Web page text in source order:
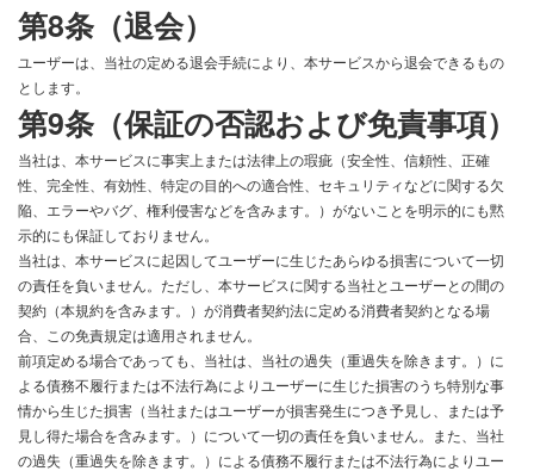
第8条（退会）
ユーザーは、当社の定める退会手続により、本サービスから退会できるもの
とします。
第9条（保証の否認および免責事項）
当社は、本サービスに事実上または法律上の瑕疵（安全性、信頼性、正確
性、完全性、有効性、特定の目的への適合性、セキュリティなどに関する欠
陥、エラーやバグ、権利侵害などを含みます。）がないことを明示的にも黙
示的にも保証しておりません。
当社は、本サービスに起因してユーザーに生じたあらゆる損害について一切
の責任を負いません。ただし、本サービスに関する当社とユーザーとの間の
契約（本規約を含みます。）が消費者契約法に定める消費者契約となる場
合、この免責規定は適用されません。
前項定める場合であっても、当社は、当社の過失（重過失を除きます。）に
よる債務不履行または不法行為によりユーザーに生じた損害のうち特別な事
情から生じた損害（当社またはユーザーが損害発生につき予見し、または予
見し得た場合を含みます。）について一切の責任を負いません。また、当社
の過失（重過失を除きます。）による債務不履行または不法行為によりユー